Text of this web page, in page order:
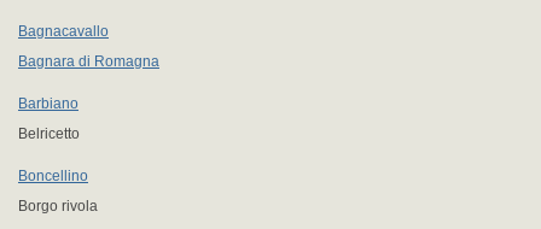
Bagnacavallo
Bagnara di Romagna
Barbiano
Belricetto
Boncellino
Borgo rivola